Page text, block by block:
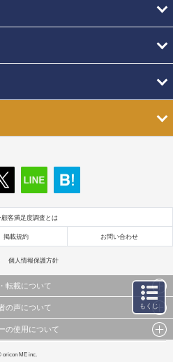
顧客満足度調査とは
掲載規約 お問い合わせ
個人情報保護方針
転載について
、イラスト、画像データ等）及びこれらの配置・
複製などの二次利用を行うことは固く禁じており
の声について
スの利用者が提出された見解・感想です。
だいた上でご覧ください。
の使用について
ーに合わせたコンテンツや広告の表示、ソーシャル
oricon ME inc.
もくじ